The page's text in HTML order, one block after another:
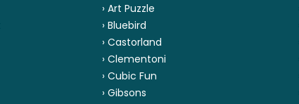
› Art Puzzle
› Bluebird
› Castorland
› Clementoni
› Cubic Fun
› Gibsons